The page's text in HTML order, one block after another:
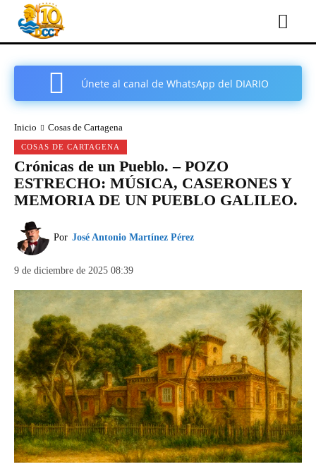
Únete al canal de WhatsApp del DIARIO
Inicio Cosas de Cartagena
COSAS DE CARTAGENA
Crónicas de un Pueblo. – POZO
ESTRECHO: MÚSICA, CASERONES Y
MEMORIA DE UN PUEBLO GALILEO.
Por José Antonio Martínez Pérez
9 de diciembre de 2025 08:39